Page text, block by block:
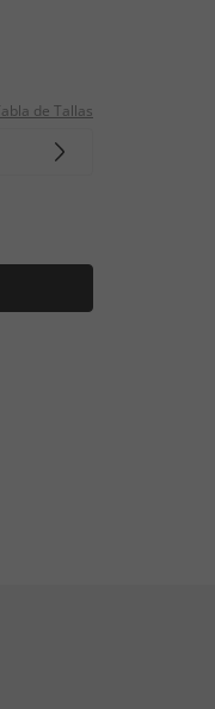
de Tallas